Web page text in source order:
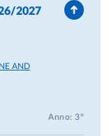
2027
AND
Anno: 3°